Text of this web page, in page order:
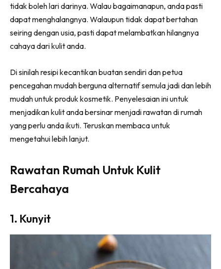
tidak boleh lari darinya. Walau bagaimanapun, anda pasti
dapat menghalangnya. Walaupun tidak dapat bertahan
seiring dengan usia, pasti dapat melambatkan hilangnya
cahaya dari kulit anda.
Di sinilah resipi kecantikan buatan sendiri dan petua
pencegahan mudah berguna alternatif semula jadi dan lebih
mudah untuk produk kosmetik. Penyelesaian ini untuk
menjadikan kulit anda bersinar menjadi rawatan di rumah
yang perlu anda ikuti. Teruskan membaca untuk
mengetahui lebih lanjut.
Rawatan Rumah Untuk Kulit
Bercahaya
1. Kunyit